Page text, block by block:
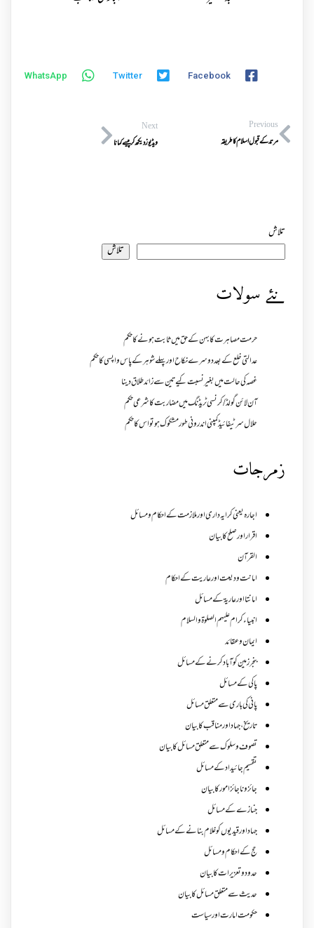
Facebook
Twitter
WhatsApp
Previous
مرتد کے قبول اسلام کا طریقہ
Next
ویڈیوز دیکھ کر پیسے کمانا
تلاش
تلاش
نئے سولات
حرمت مصاہرت کا بہن کے حق میں ثابت ہونے کا حکم
عدالتی خلع کے بعد دوسرے نکاح اور پہلے شوہر کے پاس واپسی کا حکم
غصہ کی حالت میں بغیر نسبت کیے تین سے زائد طلاق دینا
آن لائن گولڈ /کرنسی ٹریڈنگ میں مضاربت کا شرعی حکم
حلال سرٹیفائیڈ کمپنی اندرونی طور مشکوک ہو تو اس کا حکم
زمرجات
اجارہ یعنی کرایہ داری اور ملازمت کے احکام و مسائل
اقرار اور صلح کا بیان
القرآن
امانت ودیعت اورعاریت کے احکام
امانتا اور عاریة کے مسائل
انبیاء کرام علیہم الصلوۃ والسلام
ایمان وعقائد
بنجر زمین کو آباد کرنے کے مسائل
پاکی کے مسائل
پانی کی باری سے متعلق مسائل
تاریخ،جہاد اور مناقب کا بیان
تصوف و سلوک سے متعلق مسائل کا بیان
تقسیم جائیداد کے مسائل
جائز و ناجائزامور کا بیان
جنازے کےمسائل
جہاد اور قیدیوں کو غلام بنانے کے مسائل
حج کے احکام ومسائل
حدود و تعزیرات کا بیان
حدیث سے متعلق مسائل کا بیان
حکومت امارت اور سیاست